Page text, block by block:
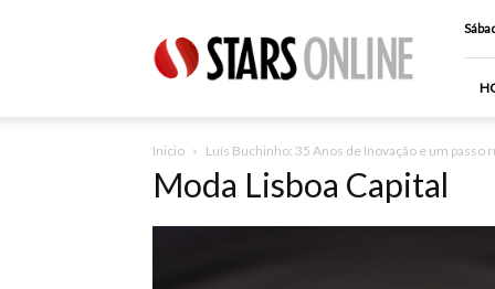
Online
Inicio Luís Buchinho: 35 Anos de Inovação e um passo
Moda Lisboa Capital